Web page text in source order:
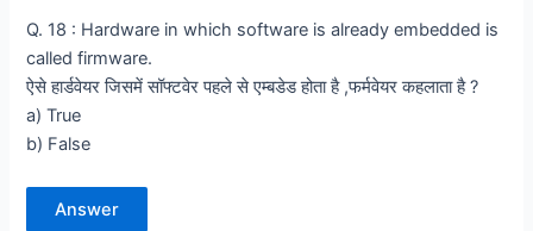
Q. 18 : Hardware in which software is already embedded is
called firmware.
ऐसे हार्डवेयर जिसमें सॉफ्टवेर पहले से एम्बडेड होता है ,फर्मवेयर कहलाता है ?
a) True
b) False
Answer